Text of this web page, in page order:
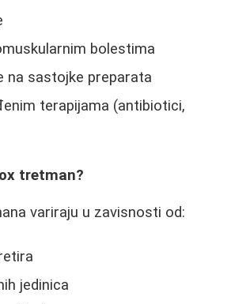
bolestima
na sastojke preparata
terapijama (antibiotici,
tretman?
variraju u zavisnosti od:
jedinica